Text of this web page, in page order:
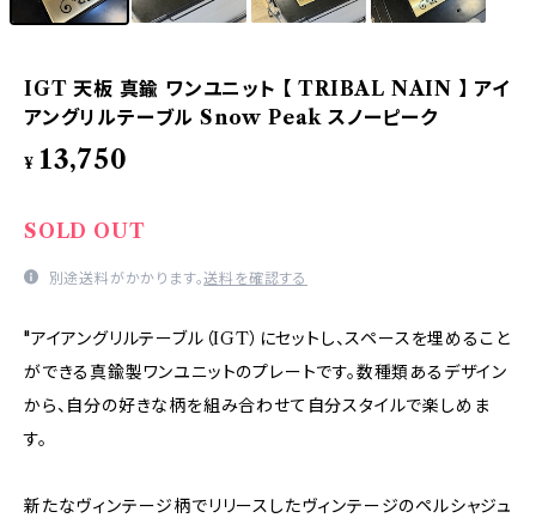
IGT 天板 真鍮 ワンユニット 【 TRIBAL NAIN 】 アイ
アングリルテーブル Snow Peak スノーピーク
¥ 13,750
SOLD OUT
別途送料がかかります。送料を確認する
"アイアングリルテーブル（IGT）にセットし、スペースを埋めること
ができる真鍮製ワンユニットのプレートです。数種類あるデザイン
から、自分の好きな柄を組み合わせて自分スタイルで楽しめま
す。
新たなヴィンテージ柄でリリースしたヴィンテージのペルシャジュ